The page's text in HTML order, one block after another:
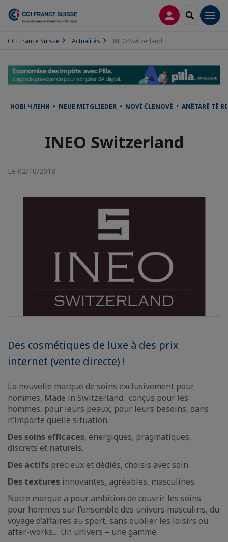
CONNEXION
CCI France Suisse Actualités INEO Switzerland
НОВІ ЧЛЕНИ • NEUE MITGLIEDER • NOVÍ ČLENOVÉ • ANËTARË TË
INEO Switzerland
Le 02/10/2018
Des cosmétiques de luxe à des prix
internet (vente directe) !
La nouvelle marque de soins exclusivement pour
hommes, Made in Switzerland : conçus pour les
hommes, pour leurs peaux, pour leurs besoins, dans
n’importe quelle situation.
Des soins efficaces, énergiques, pragmatiques,
discrets et naturels.
Des actifs précieux et dédiés, choisis avec soin.
Des textures innovantes, agréables, masculines.
Notre marque a pour ambition de couvrir les soins
pour hommes sur l’ensemble des univers masculins, du
voyage d’affaires au sport, sans oublier les loisirs ou
after-works… Un univers = une gamme.